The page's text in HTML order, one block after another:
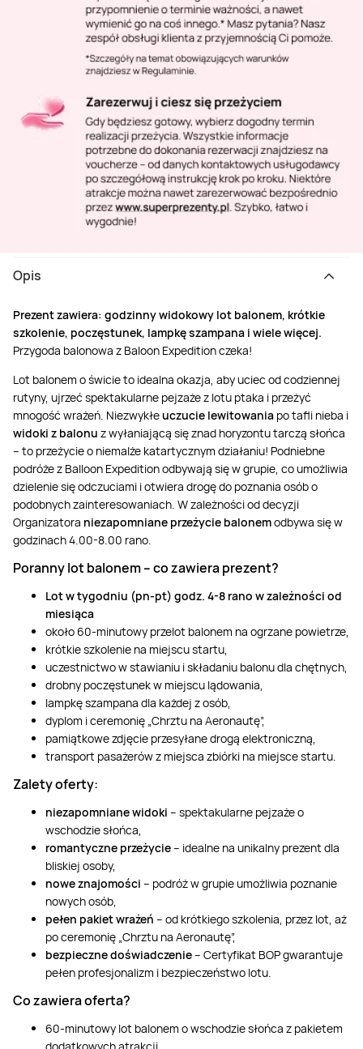
Opis
Prezent zawiera: godzinny widokowy lot balonem, krótkie
szkolenie, poczęstunek, lampkę szampana i wiele więcej.
Przygoda balonowa z Baloon Expedition czeka!
Lot balonem o świcie to idealna okazja, aby uciec od codziennej
rutyny, ujrzeć spektakularne pejzaże z lotu ptaka i przeżyć
mnogość wrażeń. Niezwykłeuczucie lewitowania po tafli nieba i
widoki z balonu z wyłaniającą się znad horyzontu tarczą słońca
– to przeżycie o niemalże katartycznym działaniu! Podniebne
podróże z Balloon Expedition odbywają się w grupie, co umożliwia
dzielenie się odczuciami i otwiera drogę do poznania osób o
podobnych zainteresowaniach. W zależności od decyzji
Organizatora niezapomniane przeżycie balonemodbywa się w
godzinach 4.00-8.00 rano.
Poranny lot balonem – co zawiera prezent?
Lot w tygodniu (pn-pt) godz. 4-8 rano w zależności od
miesiąca
około 60-minutowy przelot balonem na ogrzane powietrze,
krótkie szkolenie na miejscu startu,
uczestnictwo w stawianiu i składaniu balonu dla chętnych,
drobny poczęstunek w miejscu lądowania,
lampkę szampana dla każdej z osób,
dyplom i ceremonię „Chrztu na Aeronautę”,
pamiątkowe zdjęcie przesyłane drogą elektroniczną,
transport pasażerów z miejsca zbiórki na miejsce startu.
Zalety oferty:
niezapomniane widoki – spektakularne pejzaże o
wschodzie słońca,
romantyczne przeżycie– idealne na unikalny prezent dla
bliskiej osoby,
nowe znajomości – podróż w grupie umożliwia poznanie
nowych osób,
pełen pakiet wrażeń – od krótkiego szkolenia, przez lot, aż
po ceremonię „Chrztu na Aeronautę”,
bezpieczne doświadczenie– Certyfikat BOP gwarantuje
pełen profesjonalizm i bezpieczeństwo lotu.
Co zawiera oferta?
60-minutowy lot balonem o wschodzie słońca z pakietem
dodatkowych atrakcji.